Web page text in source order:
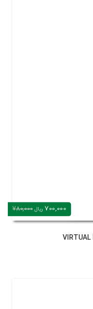
700,000 ریال 780,000
VIRTUAL